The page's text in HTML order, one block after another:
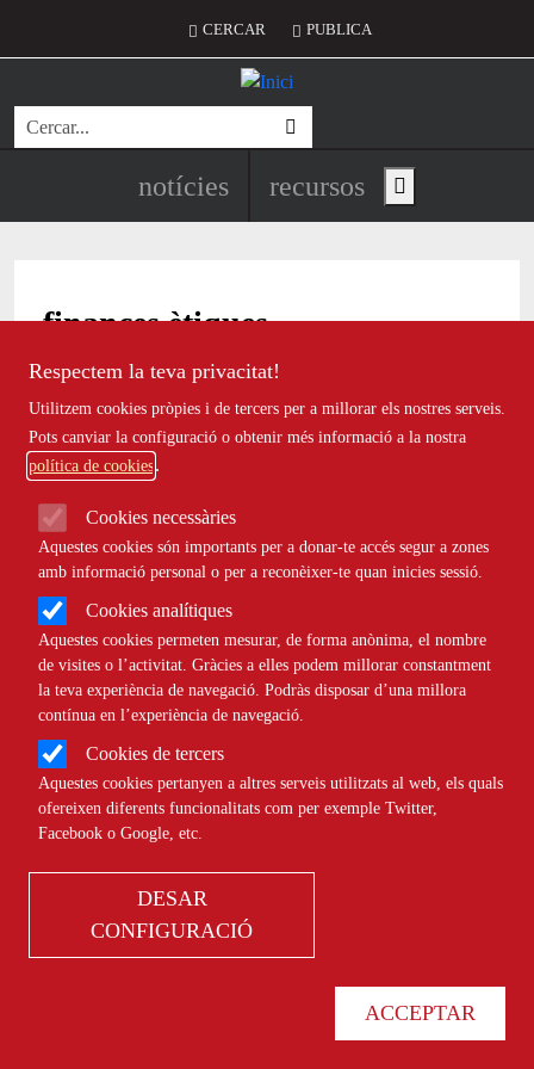
Respectem la teva privacitat!
Utilitzem cookies pròpies i de tercers per a millorar els nostres serveis.
Pots canviar la configuració o obtenir més informació a la nostra
política de cookies
Cookies necessàries
Aquestes cookies són importants per a donar-te accés segur a zones
amb informació personal o per a reconèixer-te quan inicies sessió.
Cookies analítiques
Aquestes cookies permeten mesurar, de forma anònima, el nombre
de visites o l’activitat. Gràcies a elles podem millorar constantment
la teva experiència de navegació. Podràs disposar d’una millora
contínua en l’experiència de navegació.
Cookies de tercers
Aquestes cookies pertanyen a altres serveis utilitzats al web, els quals
ofereixen diferents funcionalitats com per exemple Twitter,
Facebook o Google, etc.
DESAR
CONFIGURACIÓ
ACCEPTAR
Menú del compte d'usuari
CERCAR PUBLICA
Cerca
Navegació principal de
notícies recursos Show main menu
finances ètiques
Carla Liébana: “Cal reduir la producció
NOTÍCIES AMBIENTAL
Una formació que uneix justícia
econòmica i teatre per entendre i
transformar les opressions quotidianes
NOTÍCIES CULTURAL